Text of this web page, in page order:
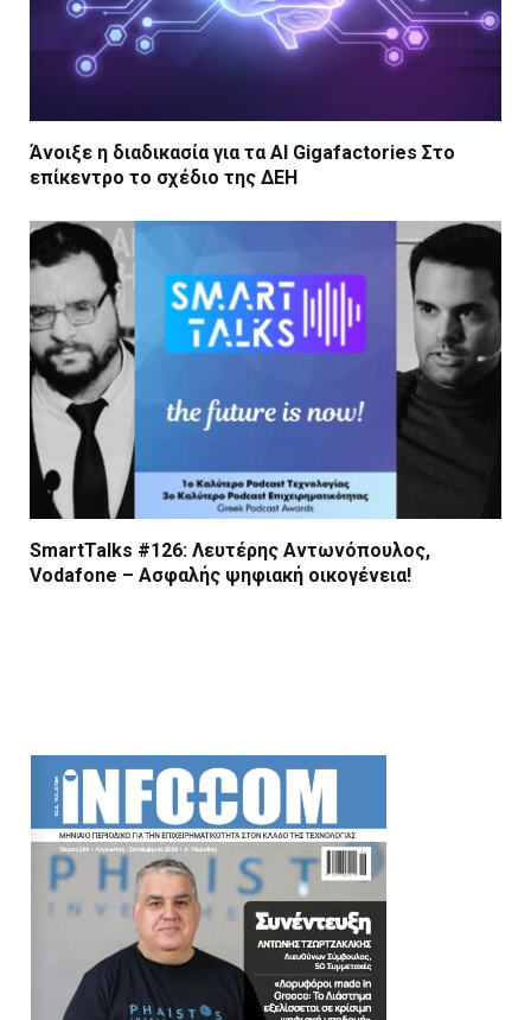
Άνοιξε η διαδικασία για τα AI Gigafactories Στο
επίκεντρο το σχέδιο της ΔΕΗ
SmartTalks #126: Λευτέρης Αντωνόπουλος,
Vodafone – Ασφαλής ψηφιακή οικογένεια!